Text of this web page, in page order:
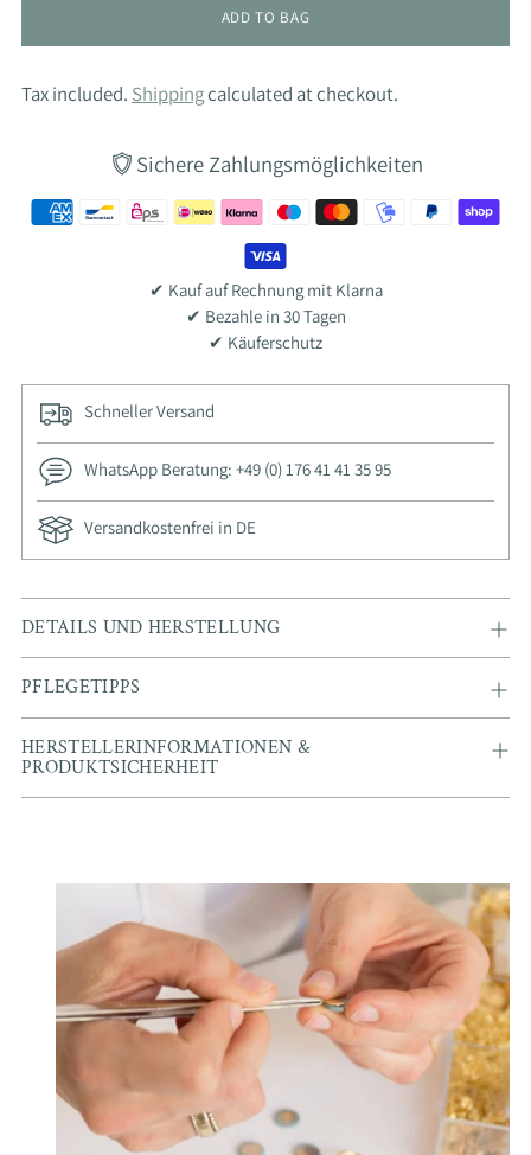
ADD TO BAG
Tax included. Shippingcalculated at checkout.
Sichere Zahlungsmöglichkeiten
✔ Kauf auf Rechnung mit Klarna
✔ Bezahle in 30 Tagen
✔ Käuferschutz
Schneller Versand
WhatsApp Beratung: +49 (0) 176 41 41 35 95
Versandkostenfrei in DE
Adding
product
to
your
cart
DETAILS UND HERSTELLUNG
PFLEGETIPPS
HERSTELLERINFORMATIONEN &
PRODUKTSICHERHEIT